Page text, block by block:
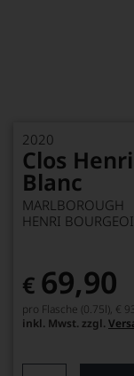
2020
Clos
Blanc
MARLBOROUGH
HENRI
€ 69,90
pro Flasche (0.75l), €
inkl. Mwst. zzgl.